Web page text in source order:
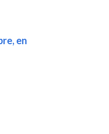
en